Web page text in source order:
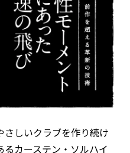
さしいクラブを作り続け
カーステン・ソルハイ